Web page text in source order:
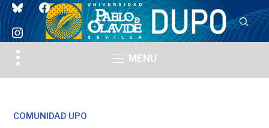
blueskyfacebook
instagram
Toggle
sidebar
MENU
COMUNIDAD UPO